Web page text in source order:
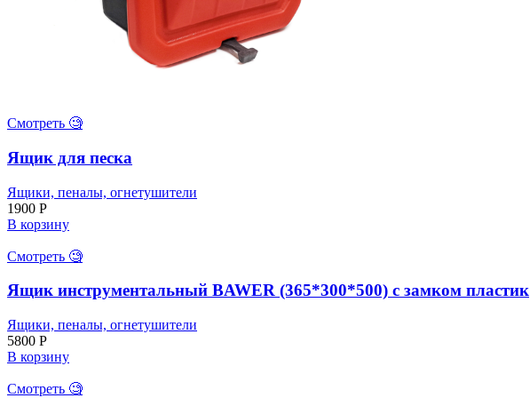
Смотреть 🧐
Ящик для песка
Ящики, пеналы, огнетушители
1900 Р
В корзину
Смотреть 🧐
Ящик инструментальный BAWER (365*300*500) с замком пластик
Ящики, пеналы, огнетушители
5800 Р
В корзину
Смотреть 🧐